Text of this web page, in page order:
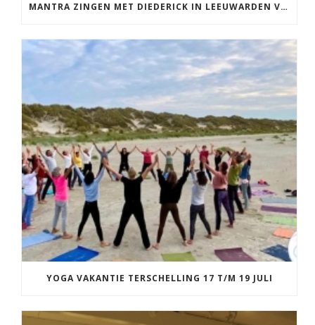
MANTRA ZINGEN MET DIEDERICK IN LEEUWARDEN VRIJDAG 12 JUNI KIRTAN
YOGA VAKANTIE TERSCHELLING 17 T/M 19 JULI